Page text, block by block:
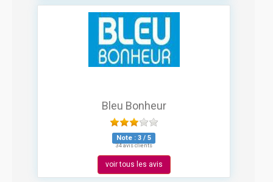
Bleu Bonheur
Note : 3 / 5
34 avis clients
voir tous les avis